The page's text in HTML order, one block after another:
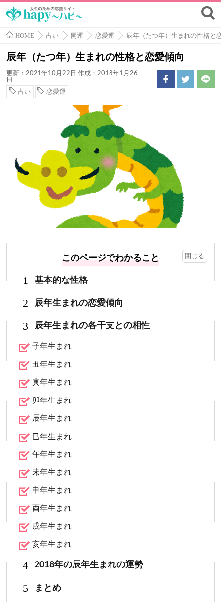
HOME 占い 開運 恋愛運 辰年（たつ年）生まれの性格と
辰年（たつ年）生まれの性格と恋愛傾向
更新：2021年10月22日 作成：2018年1月26
日
占い
恋愛運
このページでわかること
1 基本的な性格
2 辰年生まれの恋愛傾向
3 辰年生まれの各干支との相性
子年生まれ
丑年生まれ
寅年生まれ
卯年生まれ
辰年生まれ
巳年生まれ
午年生まれ
未年生まれ
申年生まれ
酉年生まれ
戌年生まれ
亥年生まれ
4 2018年の辰年生まれの運勢
5 まとめ